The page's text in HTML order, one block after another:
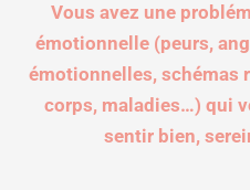
Vous avez une
émotionnelle (peurs,
émotionnelles, schémas
corps, maladies…) qui
sentir bien,